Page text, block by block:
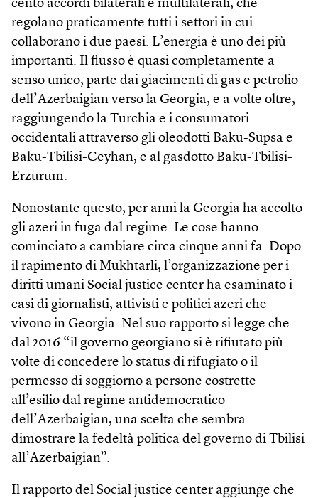
cento accordi bilaterali e multilaterali, che
regolano praticamente tutti i settori in cui
collaborano i due paesi. L’energia è uno dei più
importanti. Il flusso è quasi completamente a
senso unico, parte dai giacimenti di gas e petrolio
dell’Azerbaigian verso la Georgia, e a volte oltre,
raggiungendo la Turchia e i consumatori
occidentali attraverso gli oleodotti Baku-Supsa e
Baku-Tbilisi-Ceyhan, e al gasdotto Baku-Tbilisi-
Erzurum.
Nonostante questo, per anni la Georgia ha accolto
gli azeri in fuga dal regime. Le cose hanno
cominciato a cambiare circa cinque anni fa. Dopo
il rapimento di Mukhtarli, l’organizzazione per i
diritti umani Social justice center ha esaminato i
casi di giornalisti, attivisti e politici azeri che
vivono in Georgia. Nel suo rapporto si legge che
dal 2016 “il governo georgiano si è rifiutato più
volte di concedere lo status di rifugiato o il
permesso di soggiorno a persone costrette
all’esilio dal regime antidemocratico
dell’Azerbaigian, una scelta che sembra
dimostrare la fedeltà politica del governo di Tbilisi
all’Azerbaigian”.
Il rapporto del Social justice center aggiunge che